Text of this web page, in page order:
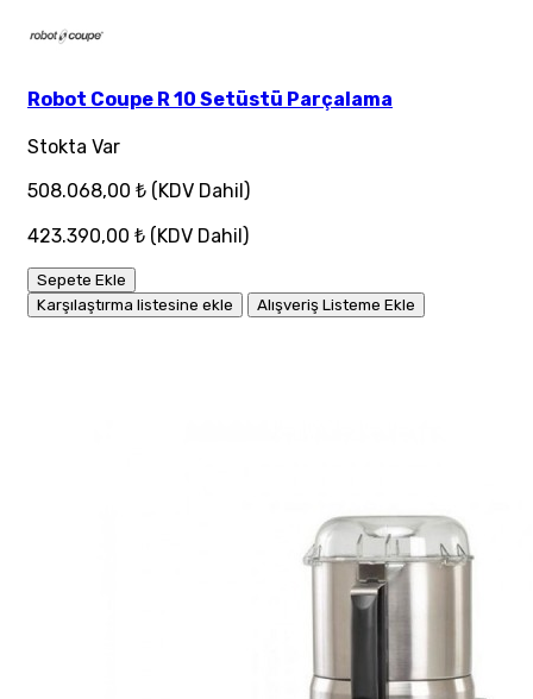
Robot Coupe R 10 Setüstü Parçalama
Stokta Var
508.068,00 ₺ (KDV Dahil)
423.390,00 ₺ (KDV Dahil)
Sepete Ekle
Karşılaştırma listesine ekle
Alışveriş Listeme Ekle